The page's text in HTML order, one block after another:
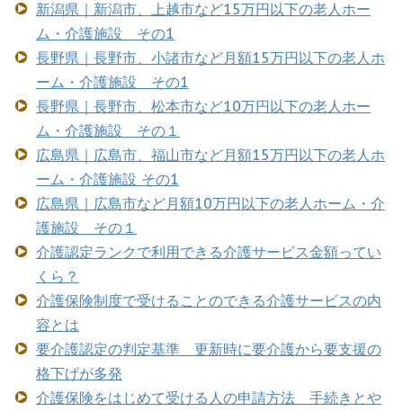
新潟県｜新潟市、上越市など15万円以下の老人ホー
ム・介護施設 その1
長野県｜長野市、小諸市など月額15万円以下の老人ホ
ーム・介護施設 その1
長野県｜長野市、松本市など10万円以下の老人ホー
ム・介護施設 その１
広島県｜広島市、福山市など月額15万円以下の老人ホ
ーム・介護施設 その1
広島県｜広島市など月額10万円以下の老人ホーム・介
護施設 その１
介護認定ランクで利用できる介護サービス金額ってい
くら？
介護保険制度で受けることのできる介護サービスの内
容とは
要介護認定の判定基準 更新時に要介護から要支援の
格下げが多発
介護保険をはじめて受ける人の申請方法 手続きとや